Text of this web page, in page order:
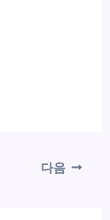
다음